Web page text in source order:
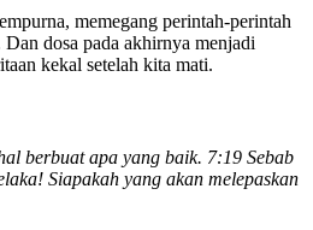
memegang perintah-perintah
Dan dosa pada akhirnya menjadi
kekal setelah kita mati.
berbuat apa yang baik. 7:19 Sebab
Siapakah yang akan melepaskan